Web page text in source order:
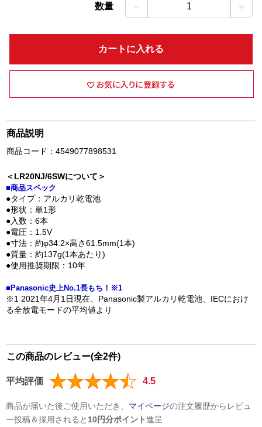
数量 － 1 ＋
カートに入れる
商品説明
商品コード：4549077898531
＜LR20NJ/6SWについて＞
■商品スペック
●タイプ：アルカリ乾電池
●形状：単1形
●入数：6本
●電圧：1.5V
●寸法：約φ34.2×高さ61.5mm(1本)
●質量：約137g(1本あたり)
●使用推奨期限：10年
■Panasonic史上No.1長もち！※1
※1 2021年4月1日現在、Panasonic製アルカリ乾電池、IECにおけ
る全放電モードの平均値より
この商品のレビュー(全2件)
平均評価 4.5
商品が届いた後ご使用いただき、 マイページの注文履歴からレビュ
ー投稿＆採用されると 10円分ポイント進呈